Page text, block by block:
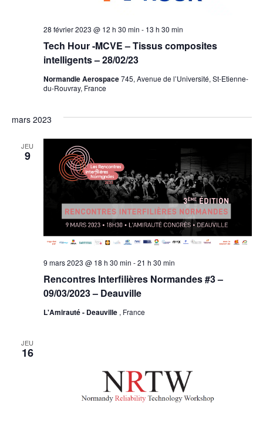
Tech Hour -MCVE – Tissus composites
intelligents – 28/02/23
28 février 2023 @ 12 h 30 min - 13 h 30 min
Normandie Aerospace745, Avenue de l’Université, St-Etienne-
du-Rouvray, France
mars 2023
JEU
9
Rencontres Interfilières Normandes #3 –
09/03/2023 – Deauville
9 mars 2023 @ 18 h 30 min -21 h 30 min
L'Amirauté - Deauville , France
JEU
16